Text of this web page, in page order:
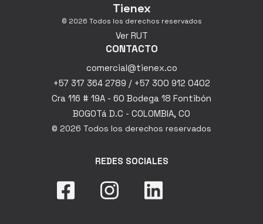
Tienex
© 2026 Todos los derechos reservados
Ver RUT
CONTACTO
comercial@tienex.co
+57 317 364 2789 / +57 300 912 0402
Cra 116 # 19A - 60 Bodega 18 Fontibón
BOGOTá D.C - COLOMBIA, CO
© 2026 Todos los derechos reservados
REDES SOCIALES